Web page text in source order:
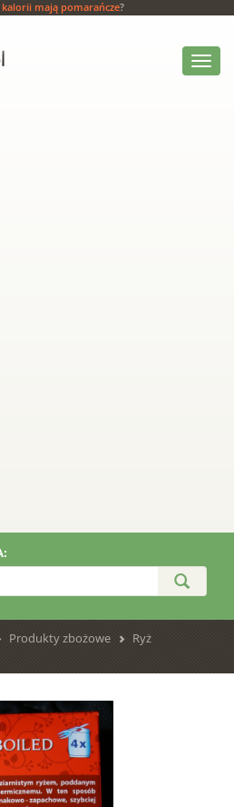
kalorii mają pomarańcze?
Włącz
menu
Produkty zbożowe
Ryż